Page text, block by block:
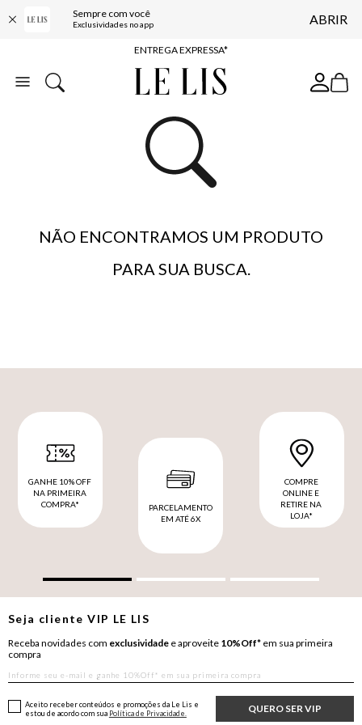
Sempre com você
Exclusividades no app ABRIR
COMPRE ONLINE E RETIRE EM LOJA*
ENTREGA EXPRESSA*
FRETE GRÁTIS*
10% OFF NA PRIMEIRA COMPRA*
NÃO ENCONTRAMOS UM PRODUTO
PARA SUA BUSCA.
GANHE 10% OFF
NA PRIMEIRA
COMPRA*
PARCELAMENTO
EM ATÉ 6X
COMPRE
ONLINE E
RETIRE NA
LOJA*
Seja clienteVIP LE LIS
Receba novidades com exclusividade e aproveite 10%Off* em sua primeira
compra
QUERO SER VIP
Aceito receber conteúdos e promoções da Le Lis e
estou de acordo com sua Política de Privacidade.